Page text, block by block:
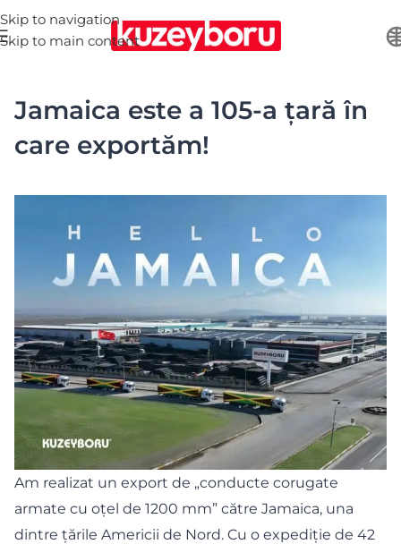
Skip to navigation
Skip to main content
Jamaica este a 105-a țară în
care exportăm!
Am realizat un export de „conducte corugate
armate cu oțel de 1200 mm” către Jamaica, una
dintre țările Americii de Nord. Cu o expediție de 42